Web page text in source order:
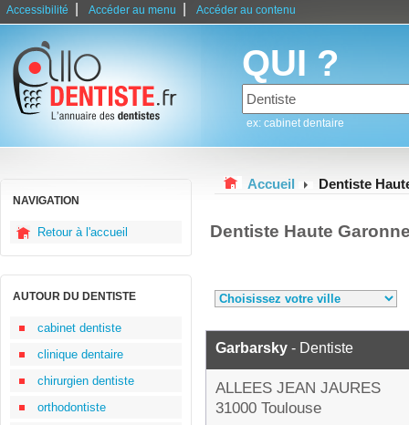
Accessibilité Accéder au menu Accéder au contenu
QUI ?
ex: cabinet dentaire
NAVIGATION
Retour à l'accueil
AUTOUR DU DENTISTE
cabinet dentiste
clinique dentaire
chirurgien dentiste
orthodontiste
Accueil Dentiste
Dentiste Haute
Garbarsky - Dentiste
ALLEES JEAN JAURES
31000 Toulouse